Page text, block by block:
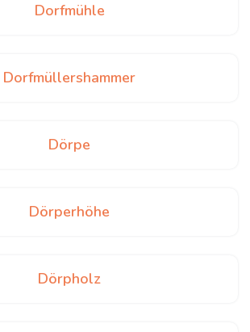
Dorfmühle
Dorfmüllershammer
Dörpe
Dörperhöhe
Dörpholz